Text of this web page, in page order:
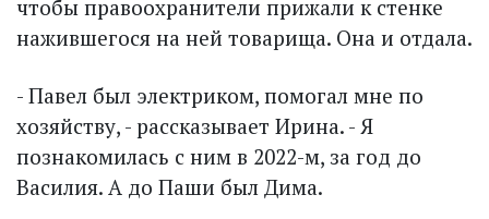
чтобы правоохранители прижали к стенке
нажившегося на ней товарища. Она и отдала.
- Павел был электриком, помогал мне по
хозяйству, - рассказывает Ирина. - Я
познакомилась с ним в 2022-м, за год до
Василия. А до Паши был Дима.